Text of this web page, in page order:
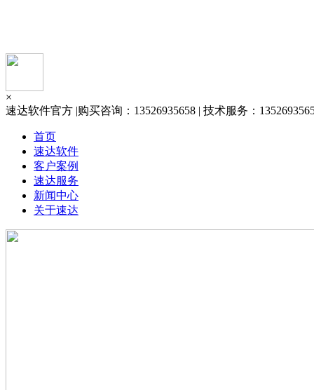
×
速达软件官方 |购买咨询：13526935658 | 技术服务：
首页
速达软件
客户案例
速达服务
新闻中心
关于速达